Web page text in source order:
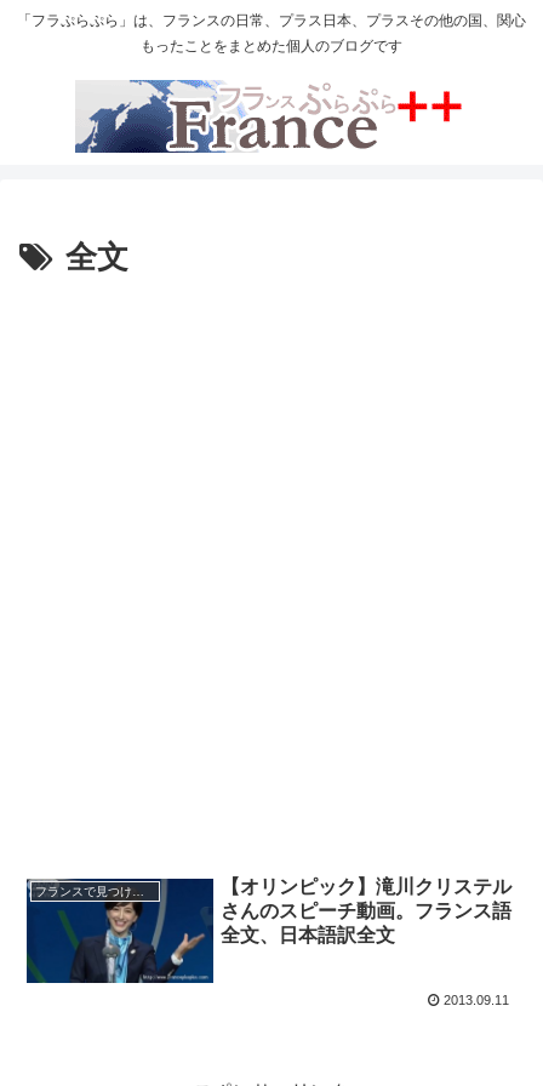
「フラぷらぷら」は、フランスの日常、プラス日本、プラスその他の国、関心
もったことをまとめた個人のブログです
全文
フランスで見つけた日本
【オリンピック】滝川クリステル
さんのスピーチ動画。フランス語
全文、日本語訳全文
2013.09.11